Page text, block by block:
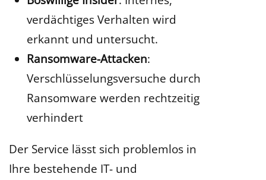
verdächtiges Verhalten wird
erkannt und untersucht.
Ransomware-Attacken:
Verschlüsselungsversuche durch
Ransomware werden rechtzeitig
verhindert
Der Service lässt sich problemlos in
Ihre bestehende IT- und